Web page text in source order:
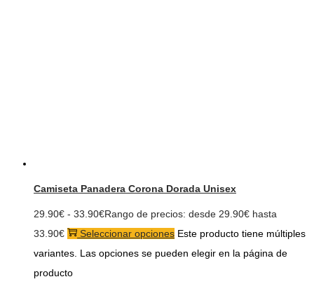
Camiseta Panadera Corona Dorada Unisex
29.90€ - 33.90€Rango de precios: desde 29.90€ hasta
33.90€
Seleccionar opciones Este producto tiene múltiples
variantes. Las opciones se pueden elegir en la página de
producto